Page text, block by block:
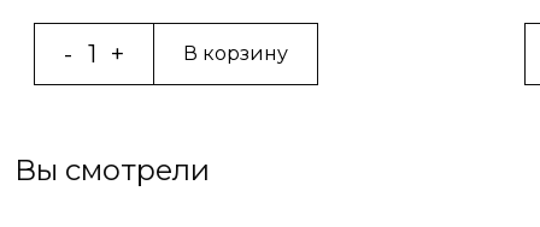
В корзину
Вы смотрели